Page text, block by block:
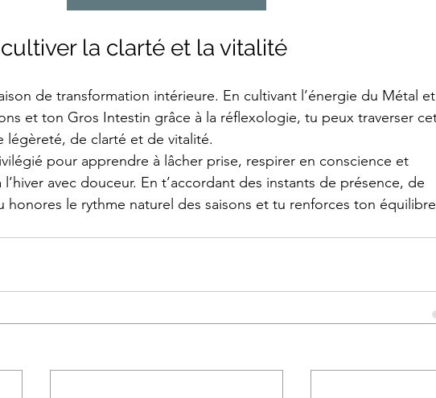
la clarté et la vitalité
de transformation intérieure. En cultivant l’énergie du Métal
et ton Gros Intestin grâce à la réflexologie, tu peux traverser
légèreté, de clarté et de vitalité.
pour apprendre à lâcher prise, respirer en conscience et
avec douceur. En t’accordant des instants de présence, de
honores le rythme naturel des saisons et tu renforces ton équilibre